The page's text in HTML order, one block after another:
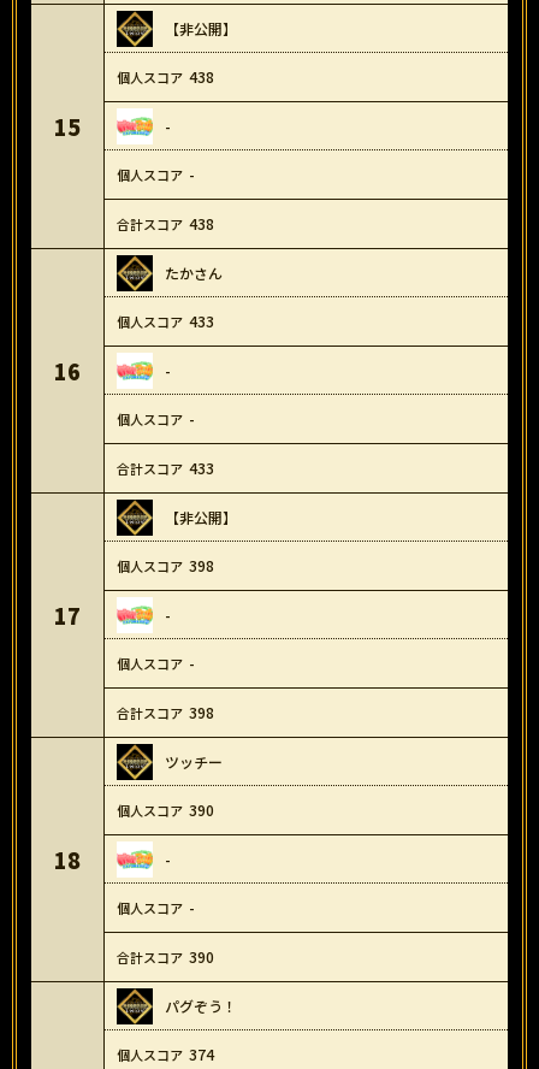
15
【非公開】
438
-
-
438
16
たかさん
433
-
-
433
17
【非公開】
398
-
-
398
18
ツッチー
390
-
-
390
パグぞう！
374